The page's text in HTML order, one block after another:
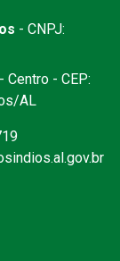
- CNPJ:
Centro - CEP:
AL